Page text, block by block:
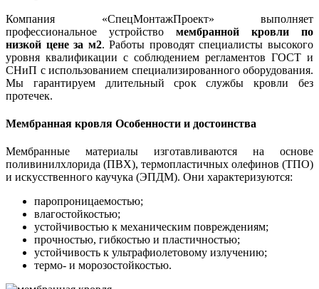
Компания «СпецМонтажПроект» выполняет
профессиональное устройство мембранной кровли по
низкой цене за м2. Работы проводят специалисты высокого
уровня квалификации с соблюдением регламентов ГОСТ и
СНиП с использованием специализированного оборудования.
Мы гарантируем длительный срок службы кровли без
протечек.
Мембранная кровля Особенности и достоинства
Мембранные материалы изготавливаются на основе
поливинилхлорида (ПВХ), термопластичных олефинов (ТПО)
и искусственного каучука (ЭПДМ). Они характеризуются:
паропроницаемостью;
влагостойкостью;
устойчивостью к механическим повреждениям;
прочностью, гибкостью и пластичностью;
устойчивость к ультрафиолетовому излучению;
термо- и морозостойкостью.